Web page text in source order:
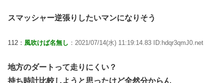
スマッシャー逆張りしたいマンになりそう
112： 風吹けば名無し ：2021/07/14(水) 11:19:14.83 ID:hdqr3qmJ0.net
地方のダートって走りにくい？
持ち時計比較しようと思ったけど全然分からん